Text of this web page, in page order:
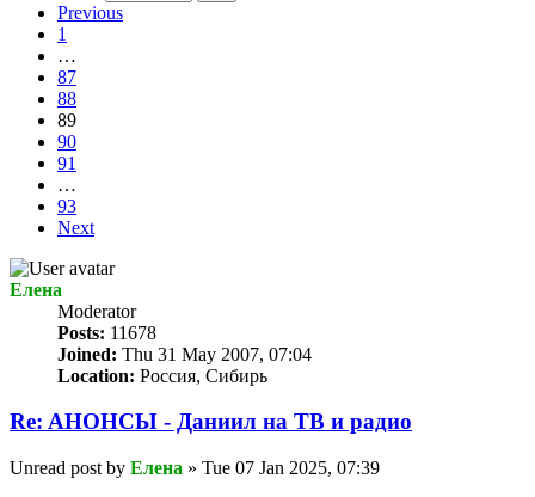
Previous
1
…
87
88
89
90
91
…
93
Next
Елена
Мoderator
Posts: 11678
Joined: Thu 31 May 2007, 07:04
Location: Россия, Сибирь
Re: AНОНСЫ - Даниил на TВ и радио
Unread post by Елена » Tue 07 Jan 2025, 07:39